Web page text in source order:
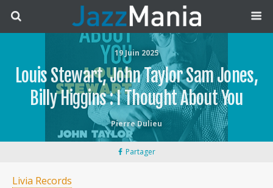
19 Juin 2025
Louis Stewart, John Taylor Sam Jones,
Billy Higgins : I Thought About You
Pierre Dulieu
Partager
Livia Records